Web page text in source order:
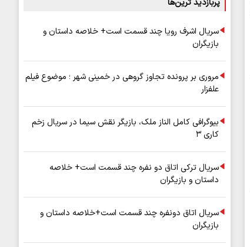
پربازدید ترین‌ها
سریال اشرف رویا چند قسمت است+ خلاصه داستان و
بازیگران
مروری بر پرونده تجاوز گروهی در خمینی شهر ؛ موضوع فیلم
علفزار
بیوگرافی کامل الناز ملک، بازیگر نقش سیما در سریال زخم
کاری ۳
سریال ترکی اتاق دو نفره چند قسمت است+ خلاصه
داستان و بازیگران
سریال اتاق دونفره چند قسمت است+خلاصه داستان و
بازیگران